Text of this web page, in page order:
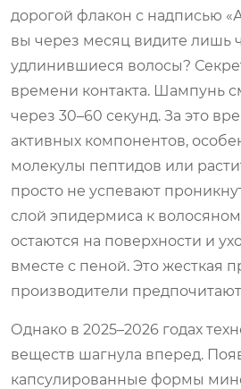
дорогой флакон с надписью
вы через месяц видите лишь
удлинившиеся волосы?
времени контакта. Шампунь
через 30–60 секунд. За это
активных компонентов,
молекулы пептидов или
просто не успевают
слой эпидермиса к
остаются на поверхности и
вместе с пеной. Это жесткая
производители
Однако в 2025–2026 годах
веществ шагнула вперед.
капсулированные формы